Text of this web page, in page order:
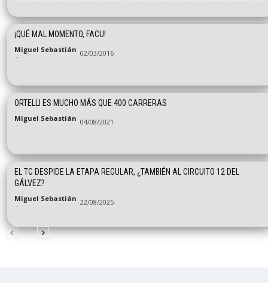
¡QUÉ MAL MOMENTO, FACU!
Miguel Sebastián
- 02/03/2016
ORTELLI ES MUCHO MÁS QUE 400 CARRERAS
Miguel Sebastián
- 04/08/2021
EL TC DESPIDE LA ETAPA REGULAR, ¿TAMBIÉN AL CIRCUITO 12 DEL
GÁLVEZ?
Miguel Sebastián
- 22/08/2025